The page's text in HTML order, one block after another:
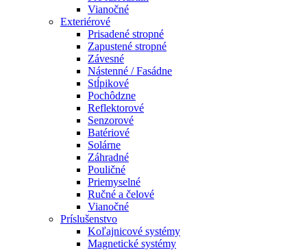
Vianočné
Exteriérové
Prisadené stropné
Zapustené stropné
Závesné
Nástenné / Fasádne
Stĺpikové
Pochôdzne
Reflektorové
Senzorové
Batériové
Solárne
Záhradné
Pouličné
Priemyselné
Ručné a čelové
Vianočné
Príslušenstvo
Koľajnicové systémy
Magnetické systémy